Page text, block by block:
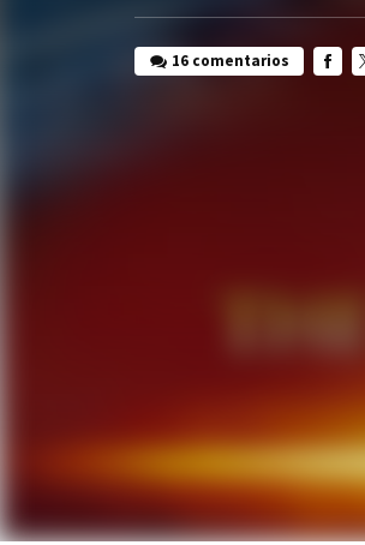
16 comentarios